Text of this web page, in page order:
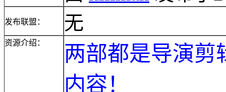
发布联盟： 无
资源介绍：
两部都是导演剪
内容！